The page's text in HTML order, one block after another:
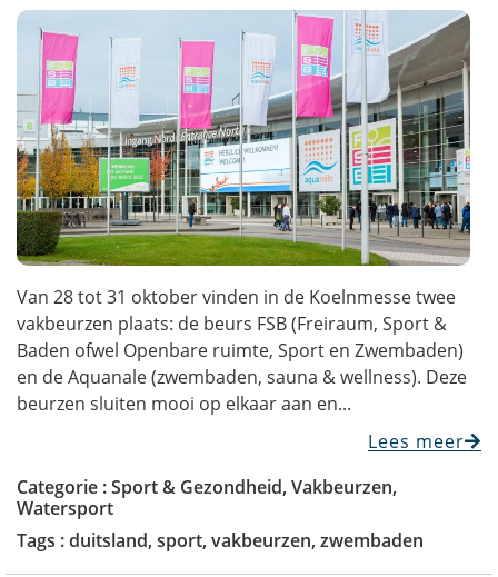
Van 28 tot 31 oktober vinden in de Koelnmesse twee
vakbeurzen plaats: de beurs FSB (Freiraum, Sport &
Baden ofwel Openbare ruimte, Sport en Zwembaden)
en de Aquanale (zwembaden, sauna & wellness). Deze
beurzen sluiten mooi op elkaar aan en...
Lees meer
Categorie :Sport & Gezondheid, Vakbeurzen,
Watersport
Tags :duitsland, sport, vakbeurzen, zwembaden